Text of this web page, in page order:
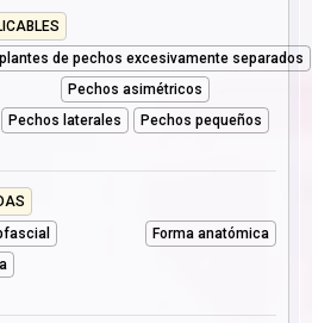
de pechos excesivamente separados
Pechos asimétricos
Pechos laterales
Pechos pequeños
Forma anatómica